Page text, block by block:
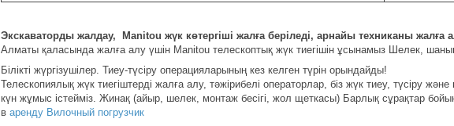
Экскаваторды жалдау,
Manitou жүк көтергіші жалға беріледі, арнайы техниканы
Алматы қаласында жалға алу үшін Manitou телескоптық жүк тиегішін ұсынамыз Шелек,
Білікті жүргізушілер. Тиеу-түсіру операцияларының кез келген түрін орындайды!
Телескопиялық жүк тиегіштерді жалға алу, тәжірибелі операторлар, біз жүк тиеу, түсіру
күн жұмыс істейміз. Жинақ (айыр, шелек, монтаж бесігі, жол щеткасы) Барлық сұрақтар
в аренду Вилочный погрузчик